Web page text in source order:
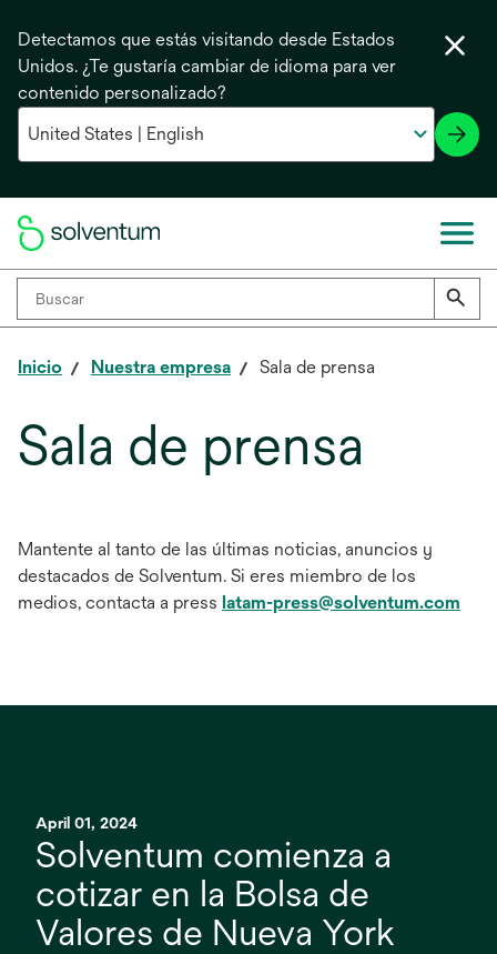
Detectamos que estás visitando desde Estados
Unidos. ¿Te gustaría cambiar de idioma para ver
contenido personalizado?
Inicio Nuestra empresa Sala de prensa
Sala de prensa
Mantente al tanto de las últimas noticias, anuncios y
destacados de Solventum. Si eres miembro de los
medios, contacta a press latam-press@solventum.com
April 01, 2024
Solventum comienza a
cotizar en la Bolsa de
Valores de Nueva York